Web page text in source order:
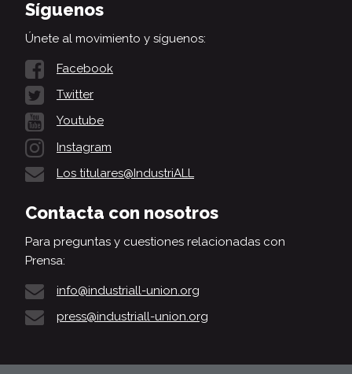
Síguenos
Únete al movimiento y síguenos:
Facebook
Twitter
Youtube
Instagram
Los titulares@IndustriALL
Contacta con nosotros
Para preguntas y cuestiones relacionadas con
Prensa:
info@industriall-union.org
press@industriall-union.org